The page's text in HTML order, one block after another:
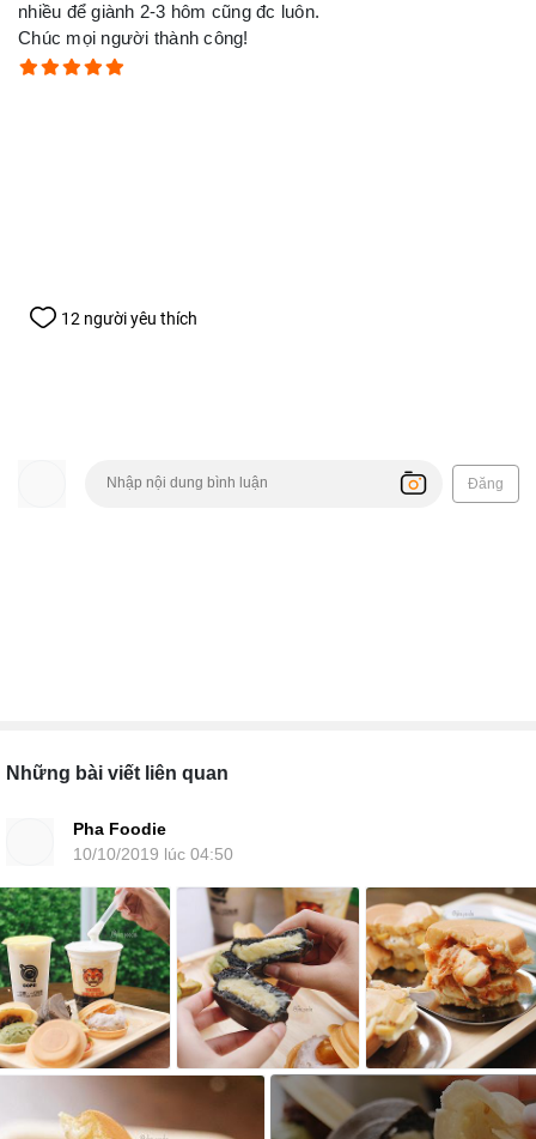
nhiều để giành 2-3 hôm cũng đc luôn.
12 người yêu thích
Đăng
Những bài viết liên quan
Pha Foodie
10/10/2019 lúc 04:50